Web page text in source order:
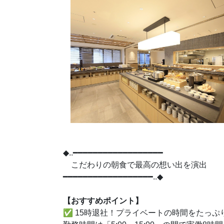
◆..━━━━━━━━━━━━━━━━━━
こだわりの朝食で最高の想い出を演出
━━━━━━━━━━━━━━━━━━..◆
【おすすめポイント】
✅ 15時退社！プライベートの時間をたっぷ